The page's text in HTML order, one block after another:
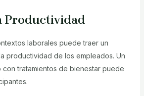
Productividad
laborales puede traer un
productividad de los empleados. Un
tratamientos de bienestar puede